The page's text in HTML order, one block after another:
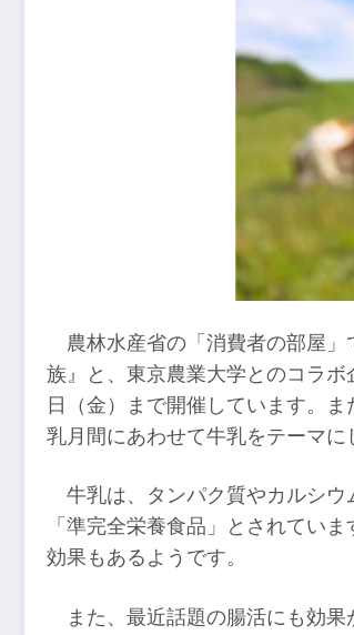
農林水産省の「消費者の部屋
族』と、東京農業大学とのコラ
日（金）まで開催しています。
乳月間にあわせて牛乳をテーマに
牛乳は、タンパク質やカルシ
「準完全栄養食品」とされてい
効果もあるようです。
また、最近話題の腸活にも効